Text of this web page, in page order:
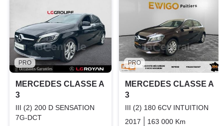
PRO
MERCEDES CLASSE A
3
III (2) 200 D SENSATION
7G-DCT
PRO
MERCEDES CLASSE A
3
III (2) 180 6CV INTUITION
2017
163 000 Km